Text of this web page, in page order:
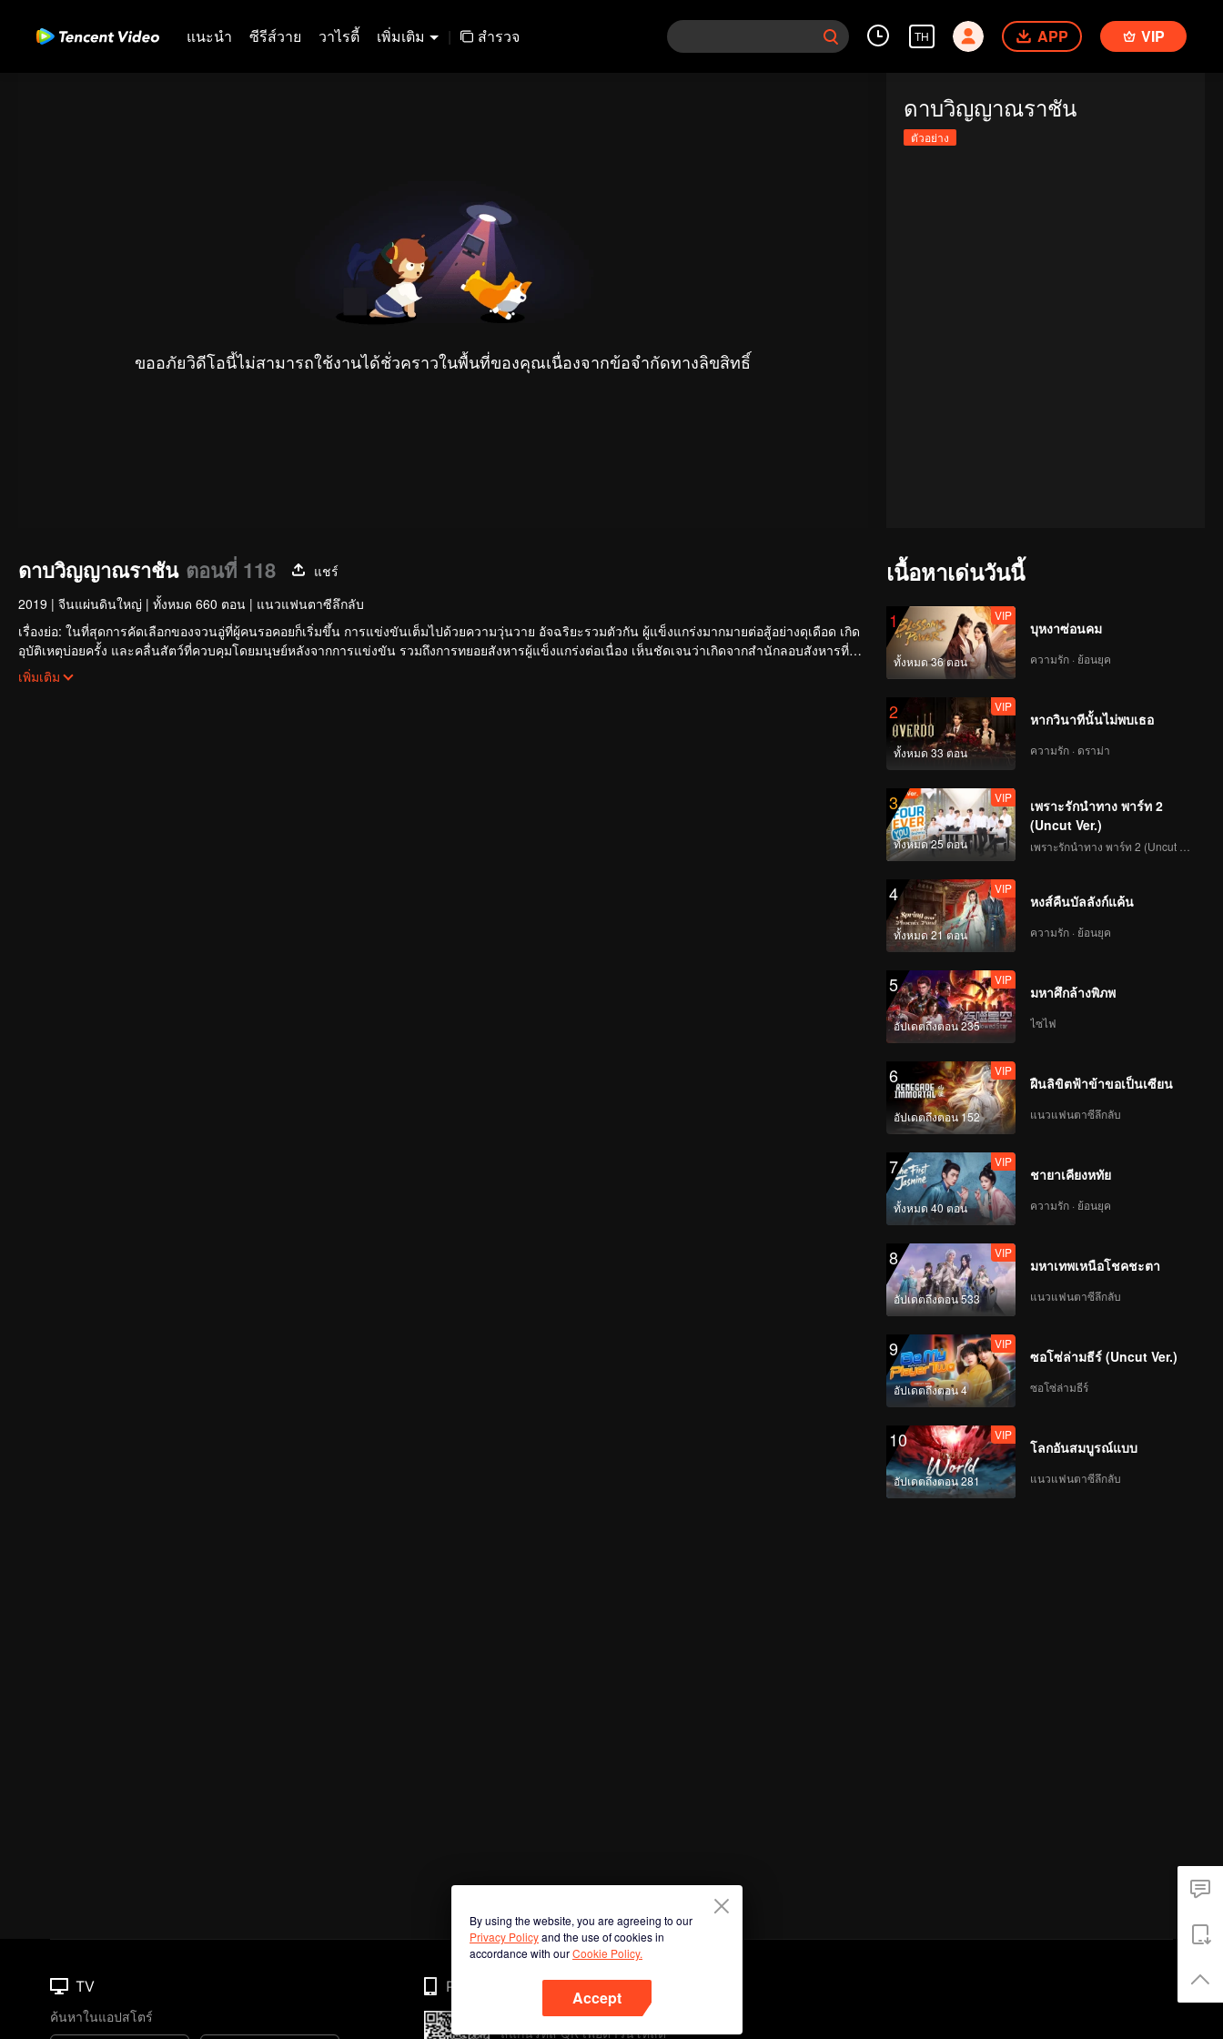
แนะนำ ซีรีส์วาย วาไรตี้ เพิ่มเติม | สำรวจ TH APP VIP
ขออภัยวิดีโอนี้ไม่สามารถใช้งานได้ชั่วคราวในพื้นที่ของคุณเนื่องจากข้อจำกัดทางลิขสิทธิ์
ดาบวิญญาณราชัน
ตัวอย่าง
ดาบวิญญาณราชัน ตอนที่ 118
แชร์
2019 | จีนแผ่นดินใหญ่ | ทั้งหมด 660 ตอน | แนวแฟนตาซีลึกลับ
เรื่องย่อ: ในที่สุดการคัดเลือกของจวนอู่ที่ผู้คนรอคอยก็เริ่มขึ้น การแข่งขันเต็มไปด้วยความวุ่นวาย อัจฉริยะรวมตัวกัน ผู้แข็งแกร่งมากมายต่อสู้อย่างดุเดือด เกิด
อุบัติเหตุบ่อยครั้ง และคลื่นสัตว์ที่ควบคุมโดยมนุษย์หลังจากการแข่งขัน รวมถึงการทยอยสังหารผู้แข็งแกร่งต่อเนื่อง เห็นชัดเจนว่าเกิดจากสำนักลอบสังหารที่
ใหญ่โตและลึกลับ นั่นคือ สำนักเทียนเหยี่ยน มาดูกันว่าฉู่สิงอวิ๋นจะแหวกโค่นดงหนามท่ามกลางการลอบสังหารที่ไม่อาจคาดเดานี้ได้อย่างไร
เพิ่มเติม
เนื้อหาเด่นวันนี้
1
ทั้งหมด 36 ตอน
VIP
บุหงาซ่อนคม
ความรัก · ย้อนยุค
2
ทั้งหมด 33 ตอน
VIP
หากวินาทีนั้นไม่พบเธอ
ความรัก · ดราม่า
3
ทั้งหมด 25 ตอน
VIP
เพราะรักนำทาง พาร์ท 2
(Uncut Ver.)
4
ทั้งหมด 21 ตอน
VIP
หงส์คืนบัลลังก์แค้น
ความรัก · ย้อนยุค
5
อัปเดตถึงตอน 235
VIP
มหาศึกล้างพิภพ
ไซไฟ
6
อัปเดตถึงตอน 152
VIP
ฝืนลิขิตฟ้าข้าขอเป็นเซียน
แนวแฟนตาซีลึกลับ
7
ทั้งหมด 40 ตอน
VIP
ชายาเคียงหทัย
ความรัก · ย้อนยุค
8
อัปเดตถึงตอน 533
VIP
มหาเทพเหนือโชคชะตา
แนวแฟนตาซีลึกลับ
9
อัปเดตถึงตอน 4
VIP
ซอโซ่ล่ามธีร์ (Uncut Ver.)
ซอโซ่ล่ามธีร์
10
อัปเดตถึงตอน 281
VIP
โลกอันสมบูรณ์แบบ
แนวแฟนตาซีลึกลับ
By using the website, you are agreeing to our
Privacy Policyand the use of cookies in
accordance with ourCookie Policy.
Accept
TV
ค้นหาในแอปสโตร์
Phone
สแกนรหัส QR เพื่อดาวน์โหลด